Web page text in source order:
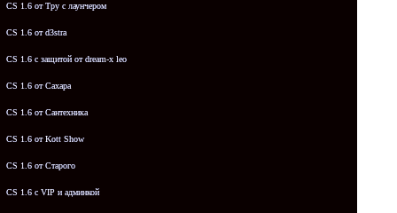
CS 1.6 от Tpy с лаунчером
CS 1.6 от d3stra
CS 1.6 с защитой от dream-x leo
CS 1.6 от Сахара
CS 1.6 от Сантехника
CS 1.6 от Kott Show
CS 1.6 от Старого
CS 1.6 с VIP и админкой